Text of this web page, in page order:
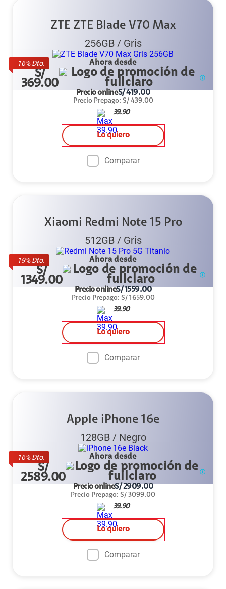
16% Dto.
ZTE ZTE Blade V70 Max
256GB/ Gris
Ahora desde
S/
369.00
Precio onlineS/419.00
Precio Prepago: S/ 439.00
39.90
Lo quiero
Comparar
19% Dto.
Xiaomi Redmi Note 15 Pro
512GB/ Gris
Ahora desde
S/
1349.00
Precio onlineS/1559.00
Precio Prepago: S/ 1659.00
39.90
Lo quiero
Comparar
16% Dto.
Apple iPhone 16e
128GB/ Negro
Ahora desde
S/
2589.00
Precio onlineS/2909.00
Precio Prepago: S/ 3099.00
39.90
Lo quiero
Comparar